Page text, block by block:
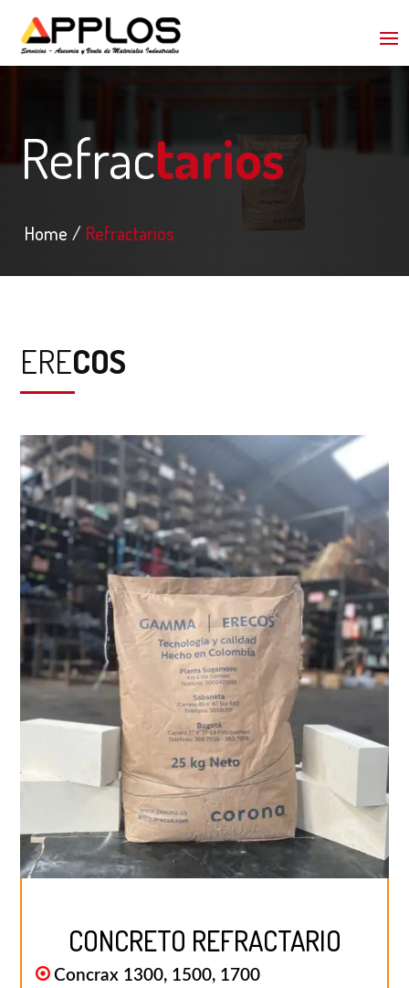
Refractarios
Home Refractarios
ERECOS
CONCRETO REFRACTARIO
Concrax 1300, 1500, 1700